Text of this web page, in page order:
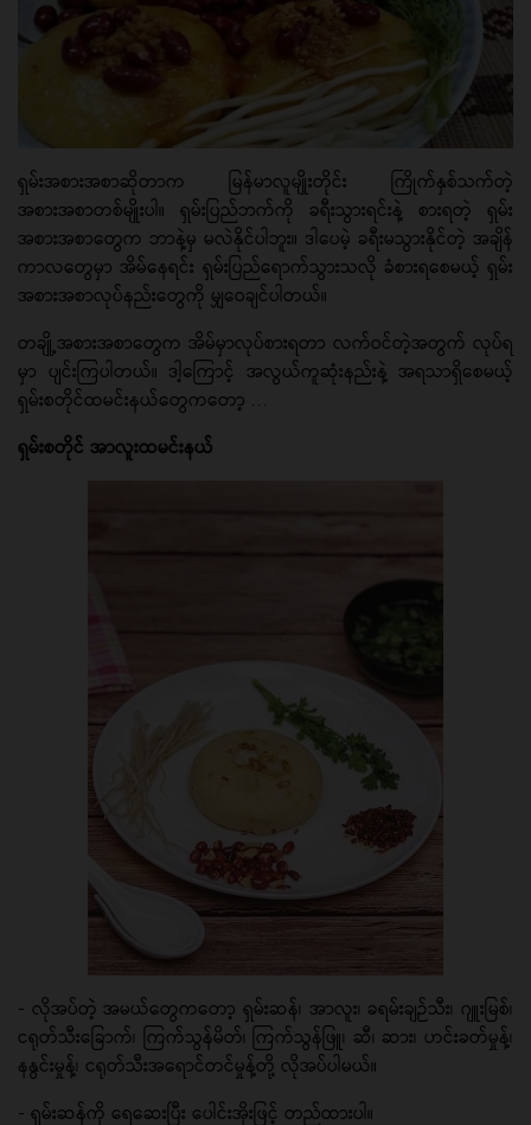
ရှမ်းအစားအစာဆိုတာက မြန်မာလူမျိုးတိုင်း ကြိုက်နှစ်သက်တဲ့
အစားအစာတစ်မျိုးပါ။ ရှမ်းပြည်ဘက်ကို ခရီးသွားရင်းနဲ့ စားရတဲ့ ရှမ်း
အစားအစာတွေက ဘာနဲ့မှ မလဲနိုင်ပါဘူး။ ဒါပေမဲ့ ခရီးမသွားနိုင်တဲ့ အချိန်
ကာလတွေမှာ အိမ်နေရင်း ရှမ်းပြည်ရောက်သွားသလို ခံစားရစေမယ့် ရှမ်း
အစားအစာလုပ်နည်းတွေကို မျှဝေချင်ပါတယ်။
တချို့အစားအစာတွေက အိမ်မှာလုပ်စားရတာ လက်ဝင်တဲ့အတွက် လုပ်ရ
မှာ ပျင်းကြပါတယ်။ ဒါ့ကြောင့် အလွယ်ကူဆုံးနည်းနဲ့ အရသာရှိစေမယ့်
ရှမ်းစတိုင်ထမင်းနယ်တွေကတော့ ...
ရှမ်းစတိုင် အာလူးထမင်းနယ်
- လိုအပ်တဲ့ အမယ်တွေကတော့ ရှမ်းဆန်၊ အာလူး၊ ခရမ်းချဉ်သီး၊ ဂျူးမြစ်၊
ငရုတ်သီးခြောက်၊ ကြက်သွန်မိတ်၊ ကြက်သွန်ဖြူ၊ ဆီ၊ ဆား၊ ဟင်းခတ်မှုန့်၊
နနွင်းမှုန့်၊ ငရုတ်သီးအရောင်တင်မှုန့်တို့ လိုအပ်ပါမယ်။
- ရှမ်းဆန်ကို ရေဆေးပြီး ပေါင်းအိုးဖြင့် တည်ထားပါ။